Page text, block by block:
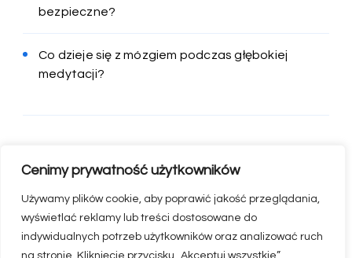
Cenimy prywatność użytkowników
Używamy plików cookie, aby poprawić jakość przeglądania,
wyświetlać reklamy lub treści dostosowane do
indywidualnych potrzeb użytkowników oraz analizować ruch
na stronie. Kliknięcie przycisku „Akceptuj wszystkie”
bezpieczne?
Co dzieje się z mózgiem podczas głębokiej
medytacji?